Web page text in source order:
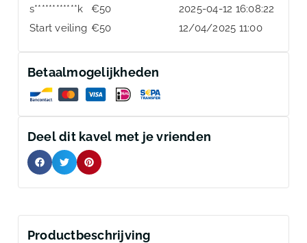
s************k
€50
2025-04-12 16:08:22
Start veiling €50 12/04/2025 11:00
Betaalmogelijkheden
Deel dit kavel met je vrienden
Productbeschrijving